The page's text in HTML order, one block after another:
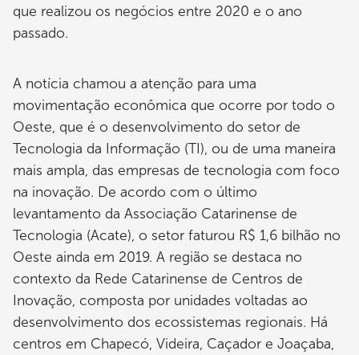
que realizou os negócios entre 2020 e o ano
passado.
A notícia chamou a atenção para uma
movimentação econômica que ocorre por todo o
Oeste, que é o desenvolvimento do setor de
Tecnologia da Informação (TI), ou de uma maneira
mais ampla, das empresas de tecnologia com foco
na inovação. De acordo com o último
levantamento da Associação Catarinense de
Tecnologia (Acate), o setor faturou R$ 1,6 bilhão no
Oeste ainda em 2019. A região se destaca no
contexto da Rede Catarinense de Centros de
Inovação, composta por unidades voltadas ao
desenvolvimento dos ecossistemas regionais. Há
centros em Chapecó, Videira, Caçador e Joaçaba,